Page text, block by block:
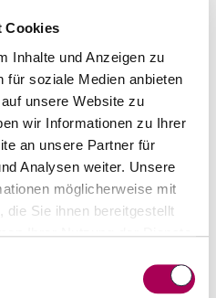
Cookies
Inhalte und Anzeigen zu
für soziale Medien anbieten
unsere Website zu
wir Informationen zu Ihrer
an unsere Partner für
Analysen weiter. Unsere
möglicherweise mit
die Sie ihnen bereitgestellt
Ihrer Nutzung der Dienste